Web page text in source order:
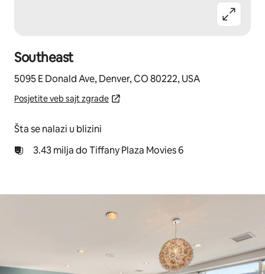
Southeast
5095 E Donald Ave, Denver, CO 80222, USA
Posjetite veb sajt zgrade
Šta se nalazi u blizini
3.43 milja do Tiffany Plaza Movies 6